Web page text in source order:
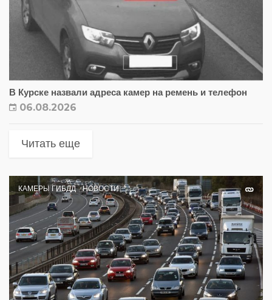
В Курске назвали адреса камер на ремень и телефон
06.08.2026
Читать еще
КАМЕРЫ ГИБДД НОВОСТИ